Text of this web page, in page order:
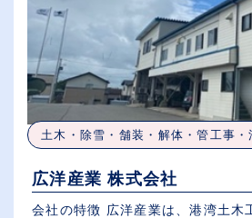
土木・除雪・舗装・解体・管工事・
広洋産業 株式会社
会社の特徴 広洋産業は、港湾土木